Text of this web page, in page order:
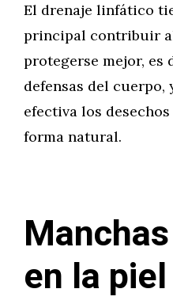
El drenaje linfático
principal contribuir
protegerse mejor, es
defensas del
efectiva los
forma natural.
en la piel